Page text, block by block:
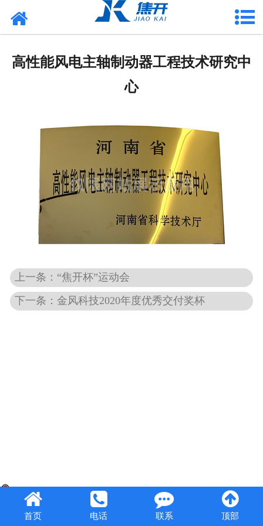
媒体中心
联系焦开
高性能风电主轴制动器工程技术研究中
心
上一条：“焦开杯”运动会
下一条：金风科技2020年度优秀交付奖杯
首页 电话 联系 顶部
豫公网安备41082302410947号